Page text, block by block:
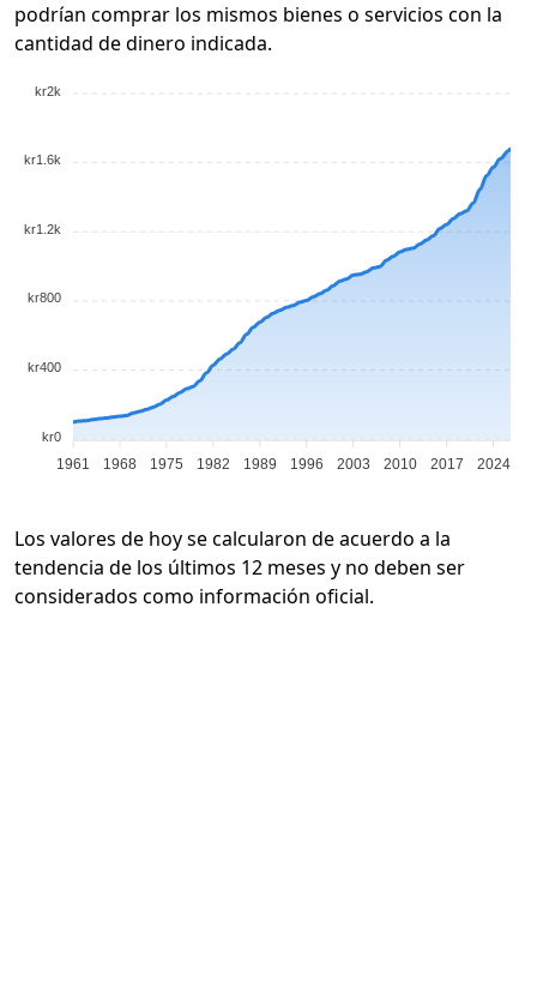
podrían comprar los mismos bienes o servicios con la
cantidad de dinero indicada.
kr2k
kr1.6k
kr1.2k
kr800
kr400
kr0
1961 1968 1975 1982 1989 1996 2003 2010 2017 2024
Los valores de hoy se calcularon de acuerdo a la
tendencia de los últimos 12 meses y no deben ser
considerados como información oficial.